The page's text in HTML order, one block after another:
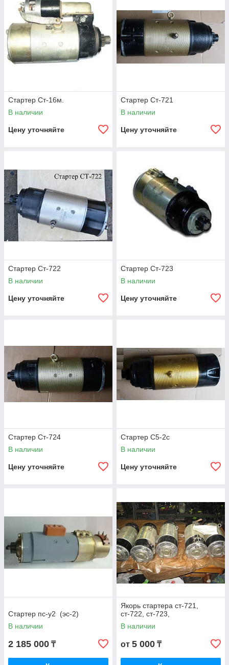
Стартер Ст-16м.
В наличии
Цену уточняйте
Стартер Ст-721
В наличии
Цену уточняйте
Стартер Ст-722
В наличии
Цену уточняйте
Стартер Ст-723
В наличии
Цену уточняйте
Стартер Ст-724
В наличии
Цену уточняйте
Стартер С5-2с
В наличии
Цену уточняйте
Стартер пс-у2 (эс-2)
В наличии
2 185 000 ₸
Якорь стартера ст-721,
ст-722, ст-723,
В наличии
от 5 000 ₸